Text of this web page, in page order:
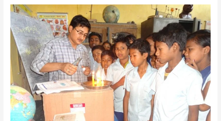
প্ৰচলিত
শিক্ষা
ব্যৱস্থাত
প্ৰকল্পৰ
প্ৰয়োজনীয়তা